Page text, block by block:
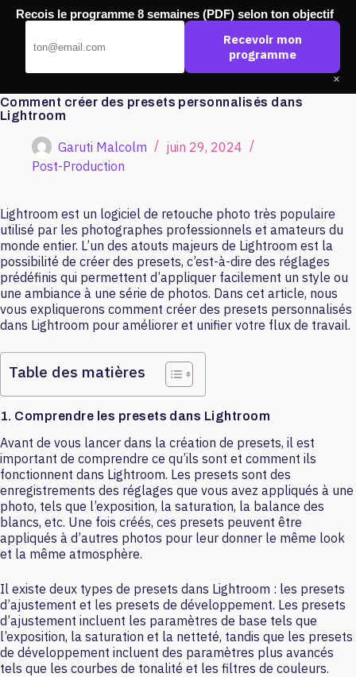
Passer
Comment créer des presets personnalisés dans
Lightroom
Garuti Malcolm
juin 29, 2024
Post-Production
Lightroom est un logiciel de retouche photo très populaire
utilisé par les photographes professionnels et amateurs du
monde entier. L’un des atouts majeurs de Lightroom est la
possibilité de créer des presets, c’est-à-dire des réglages
prédéfinis qui permettent d’appliquer facilement un style ou
une ambiance à une série de photos. Dans cet article, nous
vous expliquerons comment créer des presets personnalisés
dans Lightroom pour améliorer et unifier votre flux de travail.
Table des matières
1. Comprendre les presets dans Lightroom
Avant de vous lancer dans la création de presets, il est
important de comprendre ce qu’ils sont et comment ils
fonctionnent dans Lightroom. Les presets sont des
enregistrements des réglages que vous avez appliqués à une
photo, tels que l’exposition, la saturation, la balance des
blancs, etc. Une fois créés, ces presets peuvent être
appliqués à d’autres photos pour leur donner le même look
et la même atmosphère.
Il existe deux types de presets dans Lightroom : les presets
d’ajustement et les presets de développement. Les presets
d’ajustement incluent les paramètres de base tels que
l’exposition, la saturation et la netteté, tandis que les presets
de développement incluent des paramètres plus avancés
tels que les courbes de tonalité et les filtres de couleurs.
Recois le programme 8 semaines (PDF) selon ton objectif
Recevoir mon
programme
×